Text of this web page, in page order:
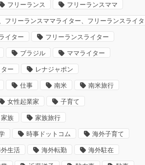
フリーランス フリーランスママ
フリーランスママライター、フリーランスライ
イター フリーランスライター
ブラジル ママライター
ー レナジャポン
仕事 南米 南米旅行
女性起業家 子育て
家族 家族旅行
時事ドットコム 海外子育て
生活 海外転勤 海外駐在